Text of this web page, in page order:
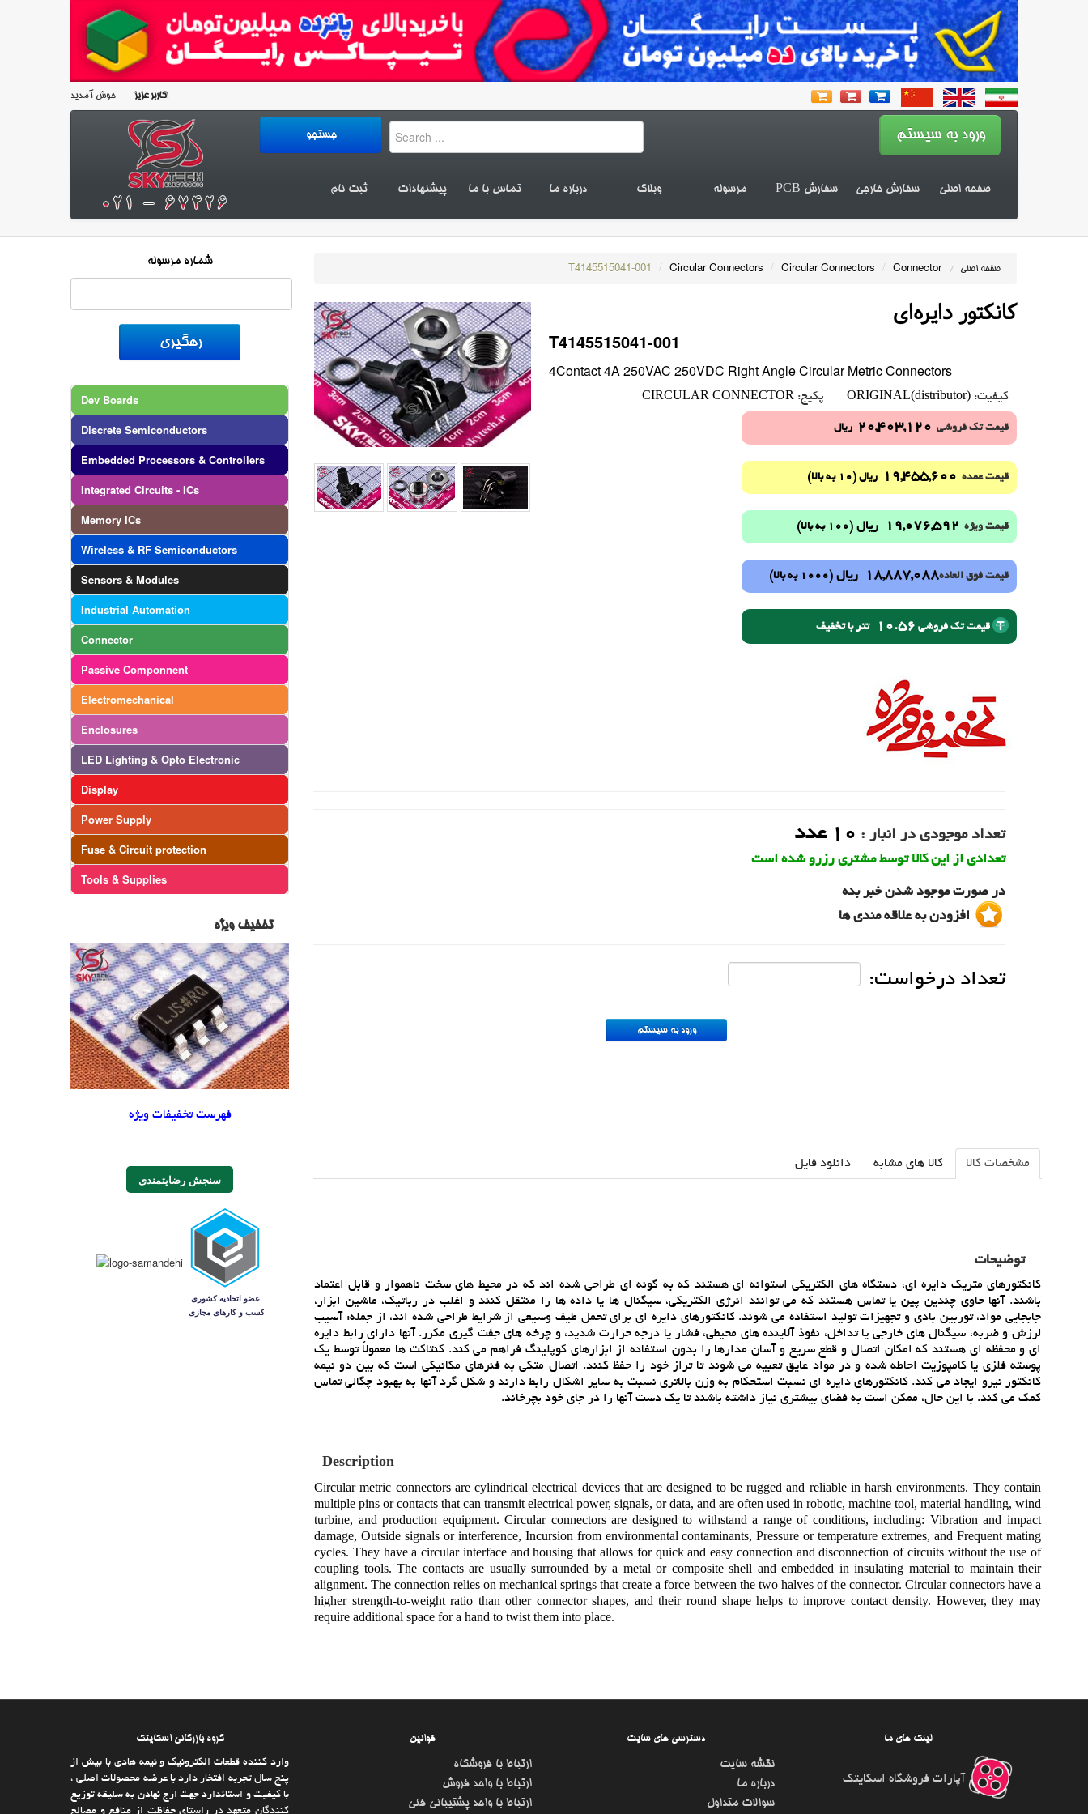
کاربر عزیزخوش آمدید!
صفحه اصلی سفارش خارجی سفارش PCB مرسوله وبلاگ درباره ما تماس با ما پیشنهادات ثبت نام
شماره مرسوله
Dev Boards
Discrete Semiconductors
Embedded Processors & Controllers
Integrated Circuits - ICs
Memory ICs
Wireless & RF Semiconductors
Sensors & Modules
Industrial Automation
Connector
Passive Componnent
Electromechanical
Enclosures
LED Lighting & Opto Electronic
Display
Power Supply
Fuse & Circuit protection
Tools & Supplies
تخفیف ویژه
فهرست تخفیفات ویژه
سنجش رضایتمندی
صفحه اصلی /
Connector
/
Circular Connectors
/
Circular Connectors
/
T4145515041-001
کانکتور دایره‌ای
T4145515041-001
4Contact 4A 250VAC 250VDC Right Angle Circular Metric Connectors
کیفیت: ORIGINAL(distributor) پکیج: CIRCULAR CONNECTOR
قیمت تک فروشی 20,403,120 ریال
قیمت عمده 19,455,600 ریال (10 به بالا)
قیمت ویژه 19,076,592 ریال (100 به بالا)
قیمت فوق العاده18,887,088 ریال (1000 به بالا)
قیمت تک فروشی 10.56 تتر با تخفیف
تعداد موجودی در انبار : 10 عدد
تعدادی از این کالا توسط مشتری رزرو شده است
در صورت موجود شدن خبر بده
افزودن به علاقه مندی ها
تعداد درخواست:
مشخصات کالا کالا های مشابه دانلود فایل
توضیحات
کانکتورهاي متريک دايره اي، دستگاه هاي الکتريکي استوانه اي هستند که به گونه اي طراحي شده اند که در محيط هاي سخت ناهموار و قابل اعتماد
باشند. آنها حاوي چندين پين يا تماس هستند که مي توانند انرژي الکتريکي، سيگنال ها يا داده ها را منتقل کنند و اغلب در رباتيک، ماشين ابزار،
جابجايي مواد، توربين بادي و تجهيزات توليد استفاده مي شوند. کانکتورهاي دايره اي براي تحمل طيف وسيعي از شرايط طراحي شده اند، از جمله: آسيب
لرزش و ضربه، سيگنال هاي خارجي يا تداخل، نفوذ آلاينده هاي محيطي، فشار يا درجه حرارت شديد، و چرخه هاي جفت گيري مکرر. آنها داراي رابط دايره
اي و محفظه اي هستند که امکان اتصال و قطع سريع و آسان مدارها را بدون استفاده از ابزارهاي کوپلينگ فراهم مي کند. کنتاکت ها معمولاً توسط يک
پوسته فلزي يا کامپوزيت احاطه شده و در مواد عايق تعبيه مي شوند تا تراز خود را حفظ کنند. اتصال متکي به فنرهاي مکانيکي است که بين دو نيمه
کانکتور نيرو ايجاد مي کند. کانکتورهاي دايره اي نسبت استحکام به وزن بالاتري نسبت به ساير اشکال رابط دارند و شکل گرد آنها به بهبود چگالي تماس
کمک مي کند. با اين حال، ممکن است به فضاي بيشتري نياز داشته باشند تا يک دست آنها را در جاي خود بچرخاند.
Description
Circular metric connectors are cylindrical electrical devices that are designed to be rugged and reliable in harsh environments. They contain
multiple pins or contacts that can transmit electrical power, signals, or data, and are often used in robotic, machine tool, material handling, wind
turbine, and production equipment. Circular connectors are designed to withstand a range of conditions, including: Vibration and impact
damage, Outside signals or interference, Incursion from environmental contaminants, Pressure or temperature extremes, and Frequent mating
cycles. They have a circular interface and housing that allows for quick and easy connection and disconnection of circuits without the use of
coupling tools. The contacts are usually surrounded by a metal or composite shell and embedded in insulating material to maintain their
alignment. The connection relies on mechanical springs that create a force between the two halves of the connector. Circular connectors have a
higher strength-to-weight ratio than other connector shapes, and their round shape helps to improve contact density. However, they may
require additional space for a hand to twist them into place.
گروه بازرگانی اسکایتک
وارد كننده قطعات الکترونیک و نیمه هادی با بیش از
پنج سال تجربه افتخار دارد با عرضه محصولات اصلی ،
با كیفیت و استاندارد جهت ارج نهادن به سلیقه توزیع
قوانین
ارتباط با فروشگاه
ارتباط با واحد فروش
ارتباط با واحد پشتیبانی فنی
دسترسی های سایت
نقشه سایت
درباره ما
سوالات متداول
لینک های ما
آپارات فروشگاه اسکایتک